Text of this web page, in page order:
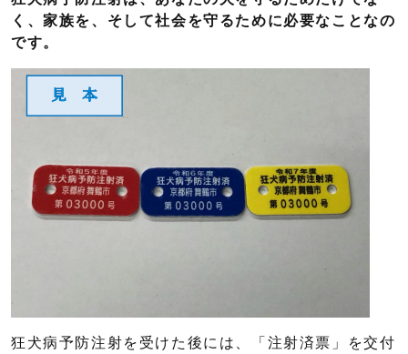
く、家族を、そして社会を守るために必要なことなの
です。
狂犬病予防注射を受けた後には、「注射済票」を交付